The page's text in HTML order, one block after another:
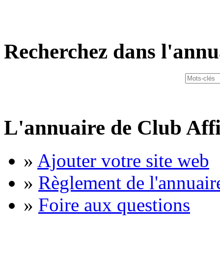
Recherchez dans
L'annuaire de Club
» Ajouter votre site web
» Règlement de
» Foire aux questions